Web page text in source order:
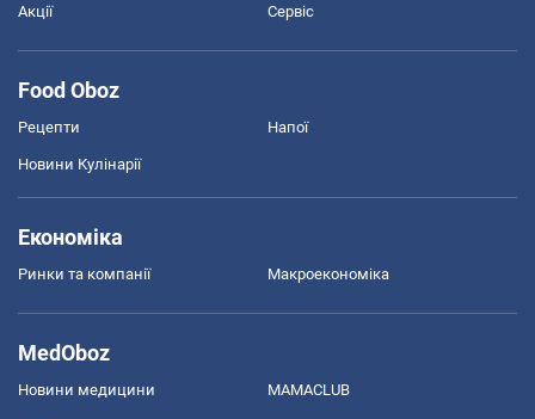
Акції Сервіс
Food Oboz
Рецепти Напої
Новини Кулінарії
Економіка
Ринки та компанії Макроекономіка
MedOboz
Новини медицини MAMACLUB